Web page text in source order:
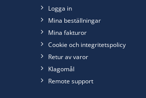
Logga in
Mina beställningar
Mina fakturor
Cookie och integritetspolicy
Retur av varor
Klagomål
Remote support